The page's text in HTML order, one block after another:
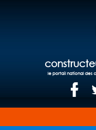
le portail national des